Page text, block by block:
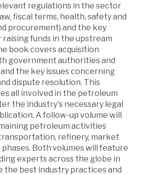
regulations in the sector
fiscal terms, health, safety and
procurement) and the key
raising funds in the upstream
book covers acquisition
government authorities and
the key issues concerning
dispute resolution. This
all involved in the petroleum
the industry's necessary legal
A follow-up volume will
petroleum activities
refinery, market
Both volumes will feature
experts across the globe in
the best industry practices and